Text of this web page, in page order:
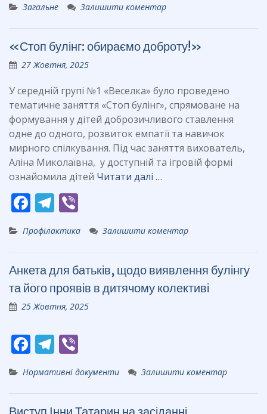
e
b
o
o
k
e
gr
a
m
er
Загальне Залишити коментар
«Стоп булінг: обираємо доброту!»
27 Жовтня, 2025
У середній групі №1 «Веселка» було проведено
тематичне заняття «Стоп булінг», спрямоване на
формування у дітей доброзичливого ставлення
одне до одного, розвиток емпатії та навичок
мирного спілкування. Під час заняття вихователь,
Аліна Миколаївна, у доступній та ігровій формі
ознайомила дітей Читати далі …
F
ac
e
b
o
o
k
T
e
gr
a
m
er
Профілактика Залишити коментар
Анкета для батьків, щодо виявлення булінгу
та його проявів в дитячому колективі
25 Жовтня, 2025
F
e
b
T
e
gr
b
er
Нормативні документи Залишити коментар